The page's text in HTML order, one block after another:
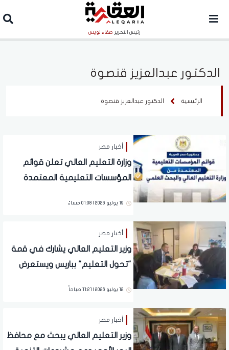
رئيس التحرير صفاء لويس
الدكتور عبدالعزيز قنصوة
الرئيسية الدكتور عبدالعزيز قنصوة
أخبار مصر
وزارة التعليم العالي تعلن قوائم
المؤسسات التعليمية المعتمدة
19 يوليو 2026 | 01:08 مساءً
أخبار مصر
وزير التعليم العالي يشارك في قمة
"تحول التعليم" بباريس ويستعرض
12 يوليو 2026 | 11:21 صباحاً
أخبار مصر
وزير التعليم العالي يبحث مع محافظ